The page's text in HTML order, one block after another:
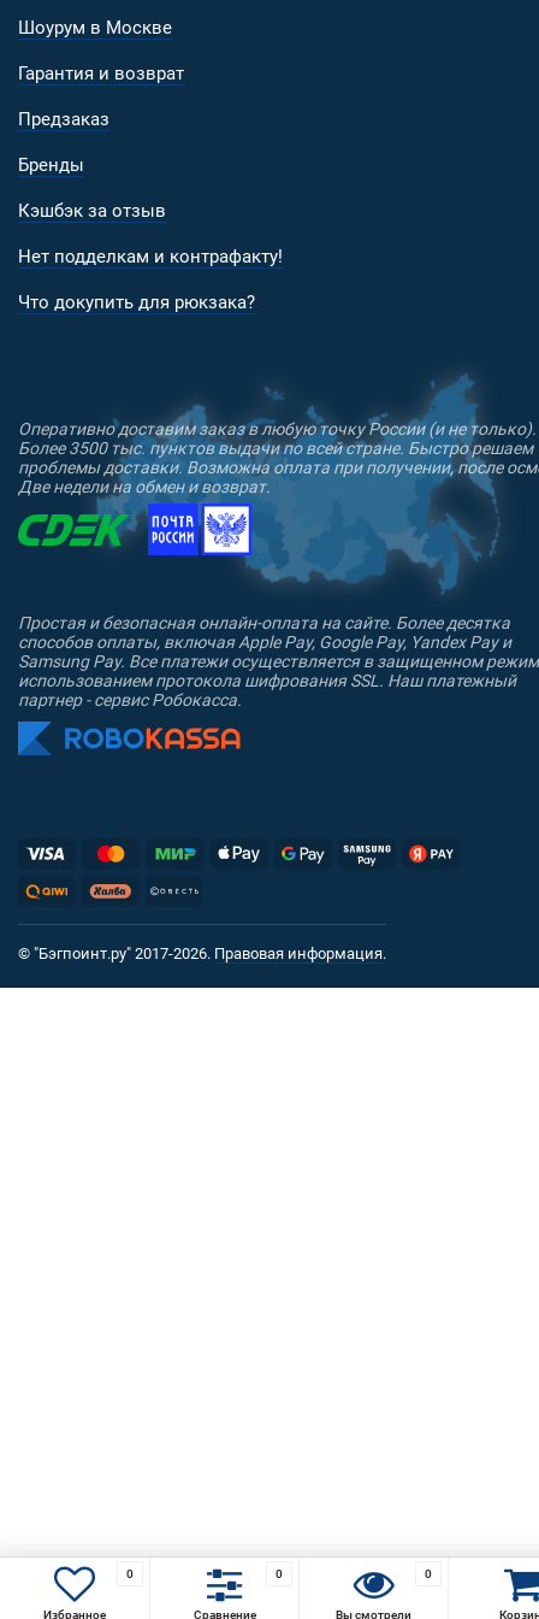
Шоурум в Москве
Гарантия и возврат
Предзаказ
Бренды
Кэшбэк за отзыв
Нет подделкам и контрафакту!
Что докупить для рюкзака?
Оперативно доставим заказ в любую точку России (и не только).
Более 3500 тыс. пунктов выдачи по всей стране. Быстро решаем
проблемы доставки. Возможна оплата при получении, после
Две недели на обмен и возврат.
Простая и безопасная онлайн-оплата на сайте. Более десятка
способов оплаты, включая Apple Pay, Google Pay, Yandex Pay и
Samsung Pay. Все платежи осуществляется в защищенном
использованием протокола шифрования SSL. Наш платежный
партнер - сервис Робокасса.
© "Бэгпоинт.ру" 2017-2026. Правовая информация.
0
Избранное
0
Сравнение
0
Вы смотрели